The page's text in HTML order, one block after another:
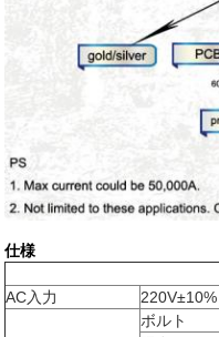
仕様
AC入力
220V±10%
ボルト